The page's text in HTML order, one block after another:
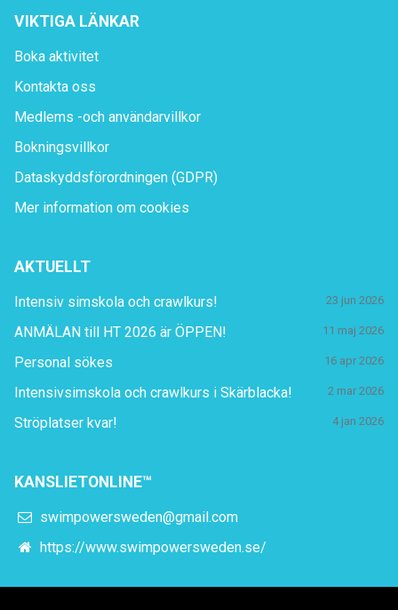
VIKTIGA LÄNKAR
Boka aktivitet
Kontakta oss
Medlems -och användarvillkor
Bokningsvillkor
Dataskyddsförordningen (GDPR)
Mer information om cookies
AKTUELLT
Intensiv simskola och crawlkurs! 23 jun 2026
ANMÄLAN till HT 2026 är ÖPPEN! 11 maj 2026
Personal sökes 16 apr 2026
Intensivsimskola och crawlkurs i Skärblacka! 2 mar 2026
Ströplatser kvar! 4 jan 2026
KANSLIETONLINE™
swimpowersweden@gmail.com
https://www.swimpowersweden.se/